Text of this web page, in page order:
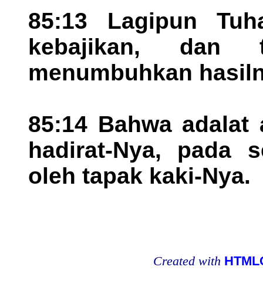
85:13 Lagipun
kebajikan, dan
menumbuhkan
85:14 Bahwa
hadirat-Nya, pada
oleh tapak kaki-Nya.
Created with